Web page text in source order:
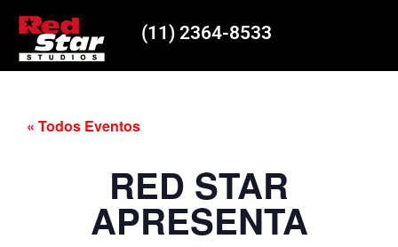
(11) 2364-8533
« Todos Eventos
RED STAR
APRESENTA